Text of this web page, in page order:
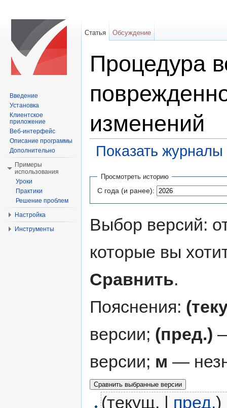
Процедура
изменений
Показать
Просмотреть историю
С года (и ранее):
Выбор версий:
которые вы
Сравнить.
Пояснения:
версии; (пред.)
версии; м —
(текущ. | пред.)
Статья Обсуждение
Введение
Установка
Клиентское
приложение
Веб-интерфейс
Описание программы
Дополнительно
Примеры
использования
Уроки
Практики
Решение проблем
Настройка
Инструменты